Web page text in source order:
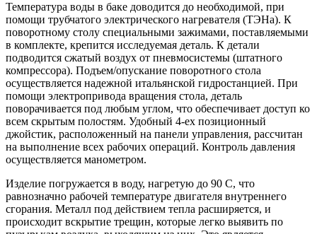
Температура воды в баке доводится до необходимой, при
помощи трубчатого электрического нагревателя (ТЭНа). К
поворотному столу специальными зажимами, поставляемыми
в комплекте, крепится исследуемая деталь. К детали
подводится сжатый воздух от пневмосистемы (штатного
компрессора). Подъем/опускание поворотного стола
осуществляется надежной итальянской гидростанцией. При
помощи электропривода вращения стола, деталь
поворачивается под любым углом, что обеспечивает доступ ко
всем скрытым полостям. Удобный 4-ех позиционный
джойстик, расположенный на панели управления, рассчитан
на выполнение всех рабочих операций. Контроль давления
осуществляется манометром.
Изделие погружается в воду, нагретую до 90 C, что
равнозначно рабочей температуре двигателя внутреннего
сгорания. Металл под действием тепла расширяется, и
происходит вскрытие трещин, которые легко выявить по